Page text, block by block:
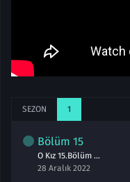
SEZON 1
Bölüm 15
O Kız 15.Bölüm izle
28 Aralık 2022